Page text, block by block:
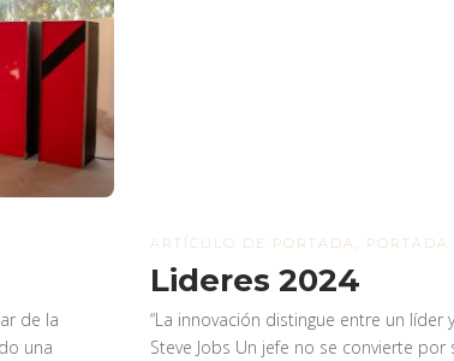
de la
una
ARTÍCULO DE PORTADA PORTADA
Lideres 2024
“La innovación distingue entre un líder
Steve Jobs Un jefe no se convierte